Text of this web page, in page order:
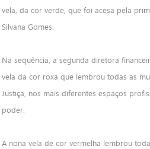
vela, da cor verde, que foi acesa pela
Silvana Gomes.
Na sequência, a segunda diretora
vela da cor roxa que lembrou todas as
Justiça, nos mais diferentes espaços
poder.
A nona vela de cor vermelha lembrou